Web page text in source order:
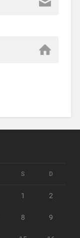
S D
1 2
8 9